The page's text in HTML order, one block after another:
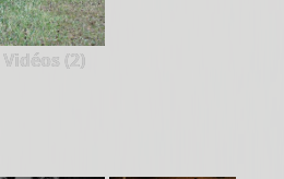
Vidéos (2)